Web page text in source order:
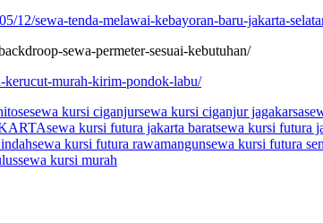
12/sewa-tenda-melawai-kebayoran-baru-jakarta-
sewa-permeter-sesuai-kebutuhan/
kerucut-murah-kirim-pondok-labu/
sewa kursi ciganjursewa kursi ciganjur jagakarsa
sewa kursi futura jakarta baratsewa kursi futura
sewa kursi futura rawamangunsewa kursi futura
sewa kursi murah